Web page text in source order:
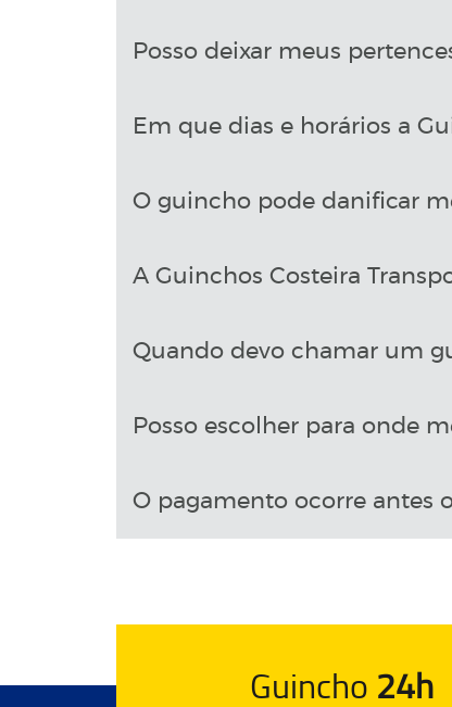
Posso deixar meus
Em que dias e horários a
O guincho pode danificar
A Guinchos Costeira
Quando devo chamar um
Posso escolher para onde
O pagamento ocorre antes
Guincho 24h